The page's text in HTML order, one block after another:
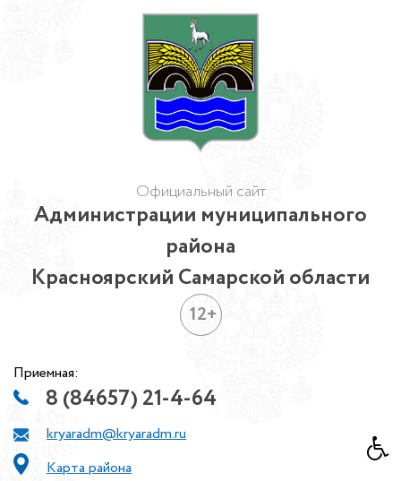
Официальный сайт
Администрации муниципального
района
Красноярский Самарской области
12+
Приемная:
8 (84657) 21-4-64
kryaradm@kryaradm.ru
Карта района